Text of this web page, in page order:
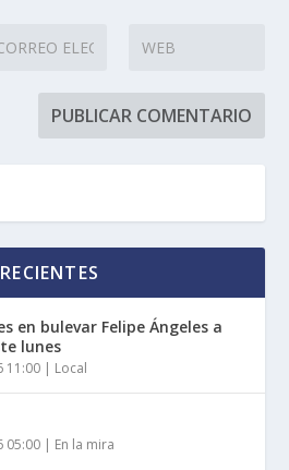
en bulevar Felipe Ángeles a
lunes
11:00 | Local
05:00 | En la mira